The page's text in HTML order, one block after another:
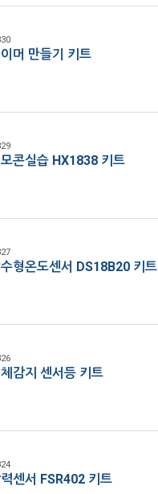
머 만들기 키트
콘실습 HX1838 키트
형온도센서 DS18B20 키트
감지 센서등 키트
센서 FSR402 키트